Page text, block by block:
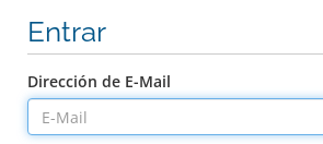
Entrar
Dirección de E-Mail